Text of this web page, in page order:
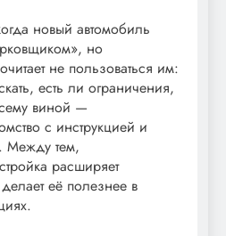
новый автомобиль
но
не пользоваться им:
есть ли ограничения,
виной —
с инструкцией и
Между тем,
расширяет
её полезнее в